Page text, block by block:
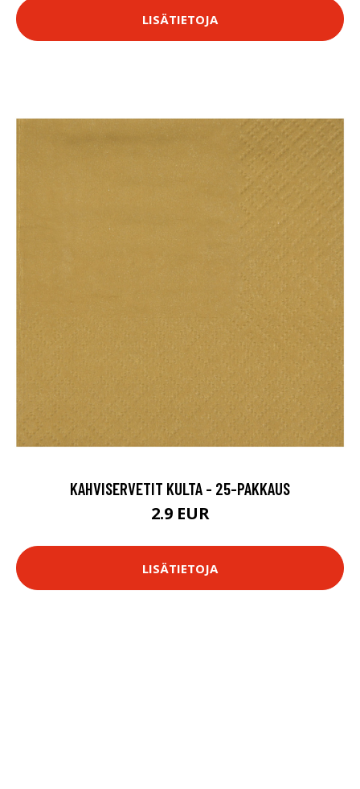
LISÄTIETOJA
KAHVISERVETIT KULTA - 25-PAKKAUS
2.9 EUR
LISÄTIETOJA